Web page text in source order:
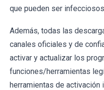
que pueden ser
Además, todas las
canales oficiales y de
activar y actualizar los
funciones/herramientas
herramientas de activación